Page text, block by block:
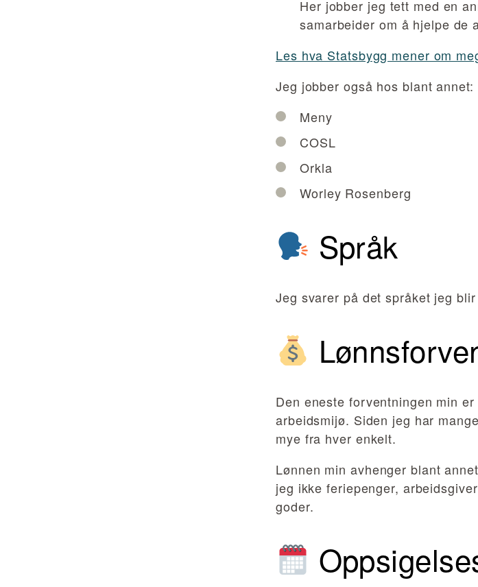
Her jobber jeg tett med en
samarbeider om å hjelpe de
Les hva Statsbygg mener om
Jeg jobber også hos blant annet:
Meny
COSL
Orkla
Worley Rosenberg
Språk
Jeg svarer på det språket jeg
Den eneste forventningen min
arbeidsmijø. Siden jeg har
mye fra hver enkelt.
Lønnen min avhenger blant
jeg ikke feriepenger,
goder.